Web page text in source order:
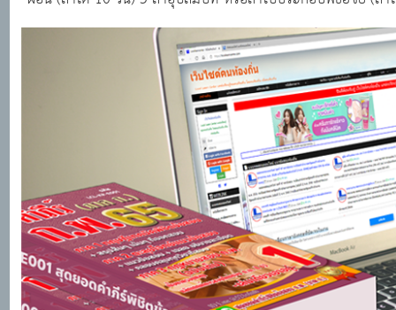
ไปศึกษา ฝึก